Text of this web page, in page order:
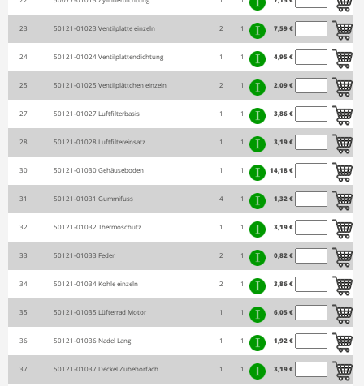
23 50121-01023 Ventilplatte einzeln 2 1 7,59 €
24 50121-01024Ventilplattendichtung 1 1 4,95 €
25 50121-01025 Ventilplättchen einzeln 2 1 2,09 €
27 50121-01027 Luftfilterbasis 1 1 3,86 €
28 50121-01028 Luftfiltereinsatz 1 1 3,19 €
30 50121-01030Gehäuseboden 1 1 14,18 €
31 50121-01031 Gummifuss 4 1 1,32 €
32 50121-01032 Thermoschutz 1 1 3,19 €
33 50121-01033 Feder 2 1 0,82 €
34 50121-01034Kohle einzeln 2 1 3,86 €
35 50121-01035 Lüfterrad Motor 1 1 6,05 €
36 50121-01036Nadel Lang 1 1 1,92 €
37 50121-01037 Deckel Zubehörfach 1 1 3,19 €